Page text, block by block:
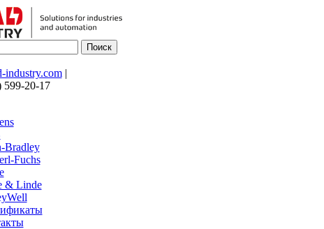
industry.com|
599-20-17
Bradley
Fuchs
& Linde